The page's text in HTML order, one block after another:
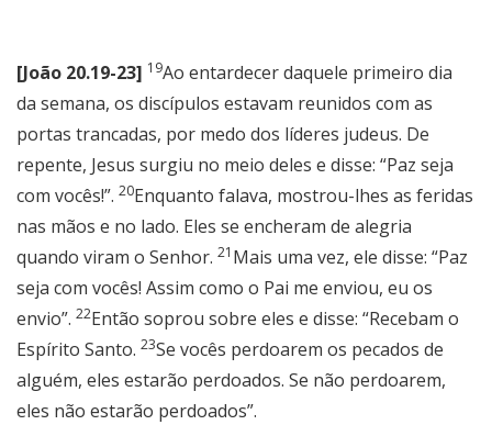
[João 20.19-23] 19Ao entardecer daquele primeiro dia
da semana, os discípulos estavam reunidos com as
portas trancadas, por medo dos líderes judeus. De
repente, Jesus surgiu no meio deles e disse: “Paz seja
com vocês!”. 20Enquanto falava, mostrou-lhes as feridas
nas mãos e no lado. Eles se encheram de alegria
quando viram o Senhor. 21 Mais uma vez, ele disse: “Paz
seja com vocês! Assim como o Pai me enviou, eu os
envio”. 22Então soprou sobre eles e disse: “Recebam o
Espírito Santo. 23Se vocês perdoarem os pecados de
alguém, eles estarão perdoados. Se não perdoarem,
eles não ­estarão perdoados”.